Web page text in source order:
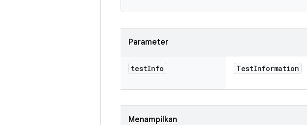
Parameter
testInfo TestInformation
Menampilkan